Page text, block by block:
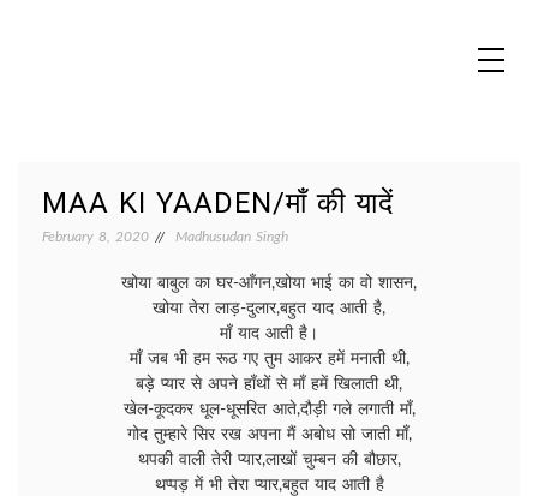
MAA KI YAADEN/माँ की यादें
February 8, 2020 Madhusudan Singh
खोया बाबुल का घर-आँगन,खोया भाई का वो शासन,
खोया तेरा लाड़-दुलार,बहुत याद आती है,
माँ याद आती है।
माँ जब भी हम रूठ गए तुम आकर हमें मनाती थी,
बड़े प्यार से अपने हाँथों से माँ हमें खिलाती थी,
खेल-कूदकर धूल-धूसरित आते,दौड़ी गले लगाती माँ,
गोद तुम्हारे सिर रख अपना मैं अबोध सो जाती माँ,
थपकी वाली तेरी प्यार,लाखों चुम्बन की बौछार,
थप्पड़ में भी तेरा प्यार,बहुत याद आती है